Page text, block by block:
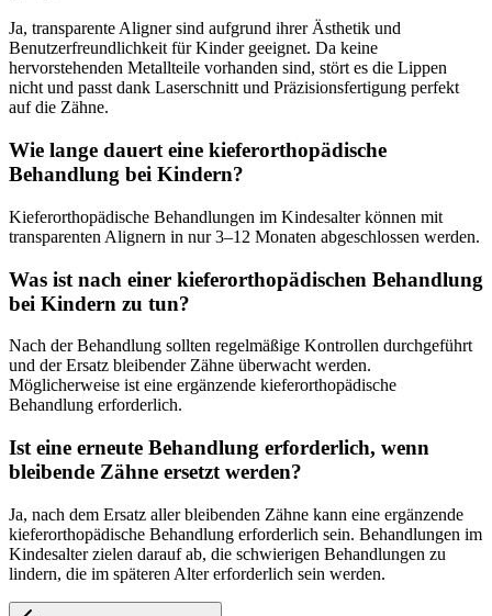
Ja, transparente Aligner sind aufgrund ihrer Ästhetik und
Benutzerfreundlichkeit für Kinder geeignet. Da keine
hervorstehenden Metallteile vorhanden sind, stört es die Lippen
nicht und passt dank Laserschnitt und Präzisionsfertigung perfekt
auf die Zähne.
Wie lange dauert eine kieferorthopädische
Behandlung bei Kindern?
Kieferorthopädische Behandlungen im Kindesalter können mit
transparenten Alignern in nur 3–12 Monaten abgeschlossen werden.
Was ist nach einer kieferorthopädischen Behandlung
bei Kindern zu tun?
Nach der Behandlung sollten regelmäßige Kontrollen durchgeführt
und der Ersatz bleibender Zähne überwacht werden.
Möglicherweise ist eine ergänzende kieferorthopädische
Behandlung erforderlich.
Ist eine erneute Behandlung erforderlich, wenn
bleibende Zähne ersetzt werden?
Ja, nach dem Ersatz aller bleibenden Zähne kann eine ergänzende
kieferorthopädische Behandlung erforderlich sein. Behandlungen im
Kindesalter zielen darauf ab, die schwierigen Behandlungen zu
lindern, die im späteren Alter erforderlich sein werden.